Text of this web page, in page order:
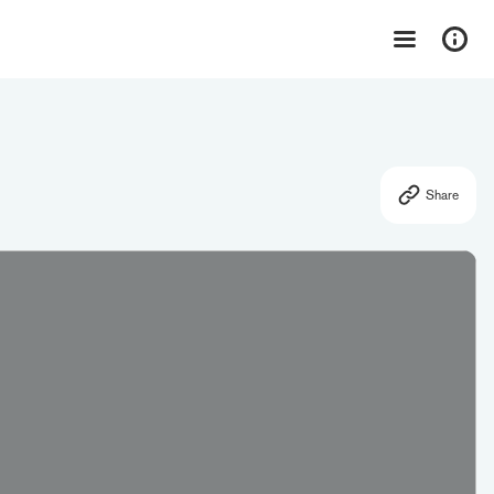
Share